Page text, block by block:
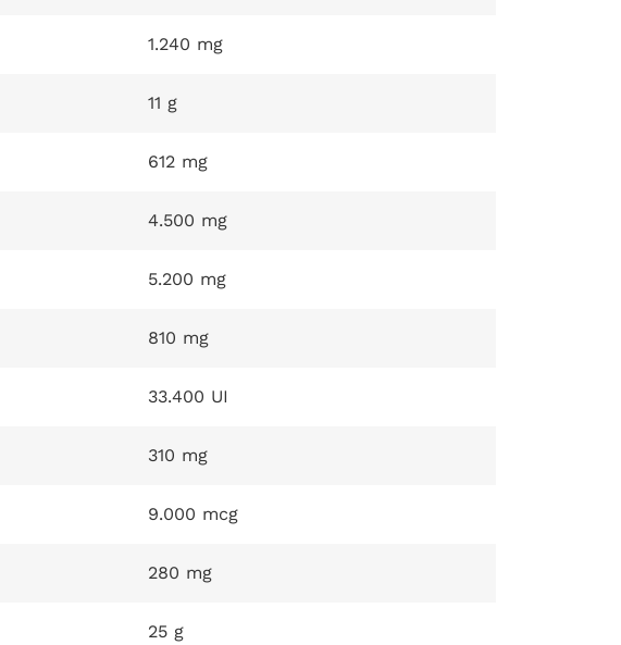
1.240 mg
11 g
612 mg
4.500 mg
5.200 mg
810 mg
33.400 UI
310 mg
9.000 mcg
280 mg
25 g